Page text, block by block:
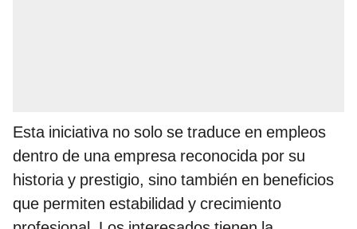
Esta iniciativa no solo se traduce en empleos
dentro de una empresa reconocida por su
historia y prestigio, sino también en beneficios
que permiten estabilidad y crecimiento